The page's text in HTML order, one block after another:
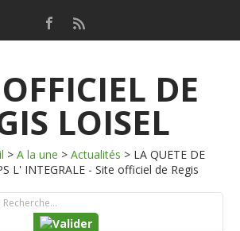
DE
LOISEL
> A la une > Actualités > LA QUETE DE
L' INTEGRALE - Site officiel de Regis